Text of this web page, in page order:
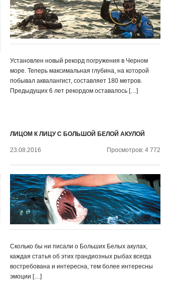
Установлен новый рекорд погружения в Черном
море. Теперь максимальная глубина, на которой
побывал аквалангист, составляет 180 метров.
Предыдущих 6 лет рекордом оставалось […]
ЛИЦОМ К ЛИЦУ С БОЛЬШОЙ БЕЛОЙ АКУЛОЙ
23.08.2016 Просмотров: 4 772
Сколько бы ни писали о Больших Белых акулах,
каждая статья об этих грандиозных рыбах всегда
востребована и интересна, тем более интересны
эмоции […]